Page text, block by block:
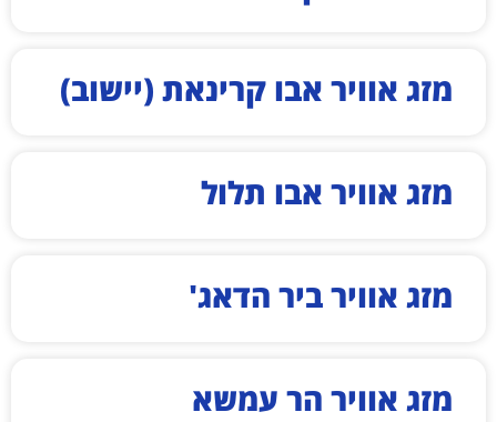
מזג אוויר אבו קרינאת (יישוב)
מזג אוויר אבו תלול
מזג אוויר ביר הדאג'
מזג אוויר הר עמשא